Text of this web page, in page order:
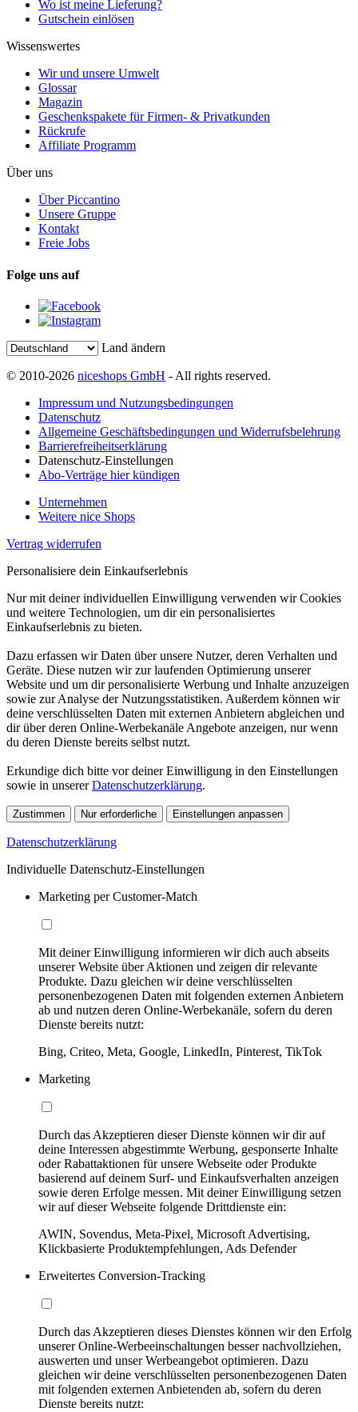
Wo ist meine Lieferung?
Gutschein einlösen
Wissenswertes
Wir und unsere Umwelt
Glossar
Magazin
Geschenkspakete für Firmen- & Privatkunden
Rückrufe
Affiliate Programm
Über uns
Über Piccantino
Unsere Gruppe
Kontakt
Freie Jobs
Folge uns auf
Land ändern
© 2010-2026 niceshops GmbH - All rights reserved.
Impressum und Nutzungsbedingungen
Datenschutz
Allgemeine Geschäftsbedingungen und Widerrufsbelehrung
Barrierefreiheitserklärung
Datenschutz-Einstellungen
Abo-Verträge hier kündigen
Unternehmen
Weitere nice Shops
Vertrag widerrufen
Personalisiere dein Einkaufserlebnis
Nur mit deiner individuellen Einwilligung verwenden wir Cookies
und weitere Technologien, um dir ein personalisiertes
Einkaufserlebnis zu bieten.
Dazu erfassen wir Daten über unsere Nutzer, deren Verhalten und
Geräte. Diese nutzen wir zur laufenden Optimierung unserer
Website und um dir personalisierte Werbung und Inhalte anzuzeigen
sowie zur Analyse der Nutzungsstatistiken. Außerdem können wir
deine verschlüsselten Daten mit externen Anbietern abgleichen und
dir über deren Online-Werbekanäle Angebote anzeigen, nur wenn
du deren Dienste bereits selbst nutzt.
Erkundige dich bitte vor deiner Einwilligung in den Einstellungen
sowie in unsererDatenschutzerklärung.
Zustimmen Nur erforderliche Einstellungen anpassen
Datenschutzerklärung
Individuelle Datenschutz-Einstellungen
Marketing per Customer-Match
Mit deiner Einwilligung informieren wir dich auch abseits
unserer Website über Aktionen und zeigen dir relevante
Produkte. Dazu gleichen wir deine verschlüsselten
personenbezogenen Daten mit folgenden externen Anbietern
ab und nutzen deren Online-Werbekanäle, sofern du deren
Dienste bereits nutzt:
Bing, Criteo, Meta, Google, LinkedIn, Pinterest, TikTok
Marketing
Durch das Akzeptieren dieser Dienste können wir dir auf
deine Interessen abgestimmte Werbung, gesponserte Inhalte
oder Rabattaktionen für unsere Webseite oder Produkte
basierend auf deinem Surf- und Einkaufsverhalten anzeigen
sowie deren Erfolge messen. Mit deiner Einwilligung setzen
wir auf dieser Webseite folgende Drittdienste ein:
AWIN, Sovendus, Meta-Pixel, Microsoft Advertising,
Klickbasierte Produktempfehlungen, Ads Defender
Erweitertes Conversion-Tracking
Durch das Akzeptieren dieses Dienstes können wir den Erfolg
unserer Online-Werbeeinschaltungen besser nachvollziehen,
auswerten und unser Werbeangebot optimieren. Dazu
gleichen wir deine verschlüsselten personenbezogenen Daten
mit folgenden externen Anbietenden ab, sofern du deren
Dienste bereits nutzt: